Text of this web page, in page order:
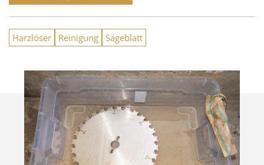
Harzlöser Reinigung Sägeblatt